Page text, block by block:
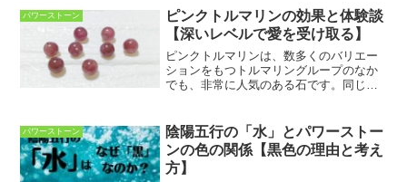
ます。ルチルクォーツの中でも恋愛成就
や子宝のお守りとして女性に...
パワーストーン
ピンクトルマリンの効果と体験談
【深いレベルで愛を受け取る】
ピンクトルマリンは、数多くのバリエー
ションをもつトルマリングループのなか
でも、非常に人気のある石です。同じト
（他のトルマリングループの石について
はコチラ↓）他の石にはな...
パワーストーン
陰陽五行の「水」とパワーストー
ンの色の関係【黒色の理由と考え
方】